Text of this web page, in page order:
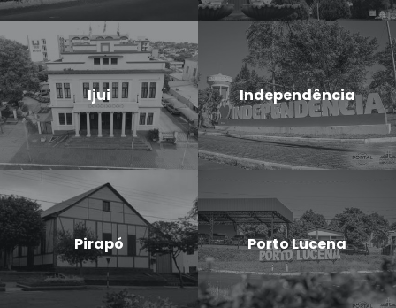
Ijui Independência
Pirapó Porto Lucena